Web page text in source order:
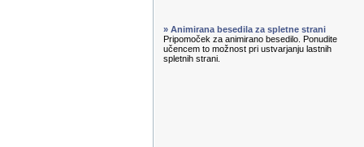
» Animirana besedila za spletne strani
Pripomoček za animirano besedilo. Ponudite
učencem to možnost pri ustvarjanju lastnih
spletnih strani.